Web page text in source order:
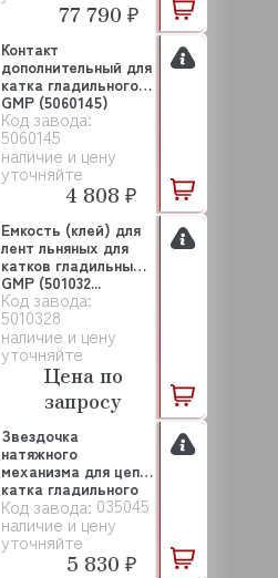
77 790 ₽
Код завода:
5060145
наличие и цену
уточняйте
Контакт
дополнительный для
катка гладильного
GMP (5060145)
4 808 ₽
Код завода:
5010328
наличие и цену
уточняйте
Емкость (клей) для
лент льняных для
катков гладильных
GMP (501032...
Цена по
запросу
Код завода: 035045
наличие и цену
уточняйте
Звездочка
натяжного
механизма для цепи
катка гладильного
GMP (035...
5 830 ₽